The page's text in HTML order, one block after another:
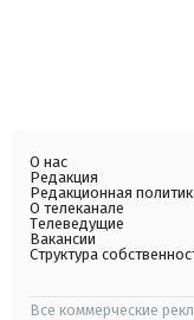
О нас
Редакция
Редакционная
О телеканале
Телеведущие
Вакансии
Структура
Все коммерческие